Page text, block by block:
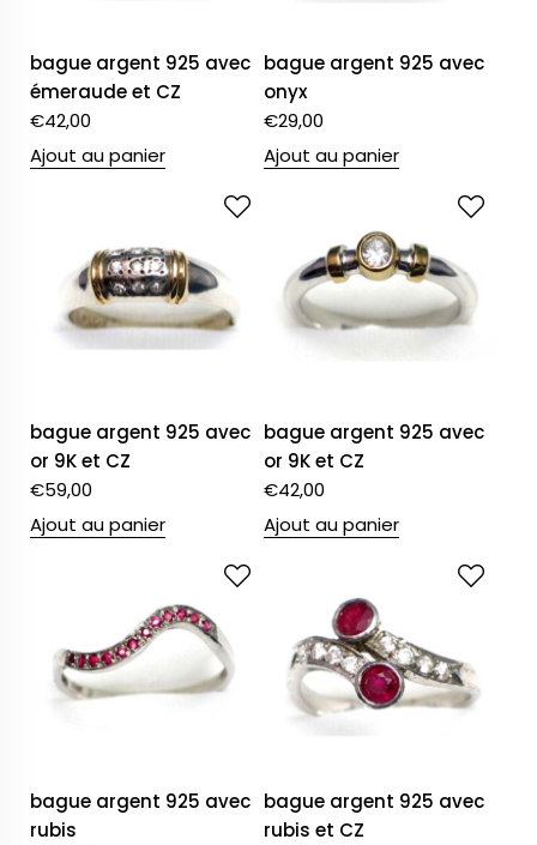
bague argent 925 avec
émeraude et CZ
€42,00
Ajout au panier
bague argent 925 avec
onyx
€29,00
Ajout au panier
bague argent 925 avec
or 9K et CZ
€59,00
Ajout au panier
bague argent 925 avec
or 9K et CZ
€42,00
Ajout au panier
bague argent 925 avec
rubis
bague argent 925 avec
rubis et CZ